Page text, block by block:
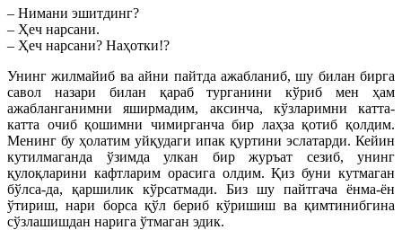
– Нимани эшитдинг?
– Ҳеч нарсани.
– Ҳеч нарсани? Наҳотки!?
Унинг жилмайиб ва айни пайтда ажабланиб, шу билан бирга
савол назари билан қараб турганини кўриб мен ҳам
ажабланганимни яширмадим, аксинча, кўзларимни катта-
катта очиб қошимни чимирганча бир лаҳза қотиб қолдим.
Менинг бу ҳолатим уйқудаги ипак қуртини эслатарди. Кейин
кутилмаганда ўзимда улкан бир журъат сезиб, унинг
қулоқларини кафтларим орасига олдим. Қиз буни кутмаган
бўлса-да, қаршилик кўрсатмади. Биз шу пайтгача ёнма-ён
ўтириш, нари борса қўл бериб кўришиш ва қимтинибгина
сўзлашишдан нарига ўтмаган эдик.